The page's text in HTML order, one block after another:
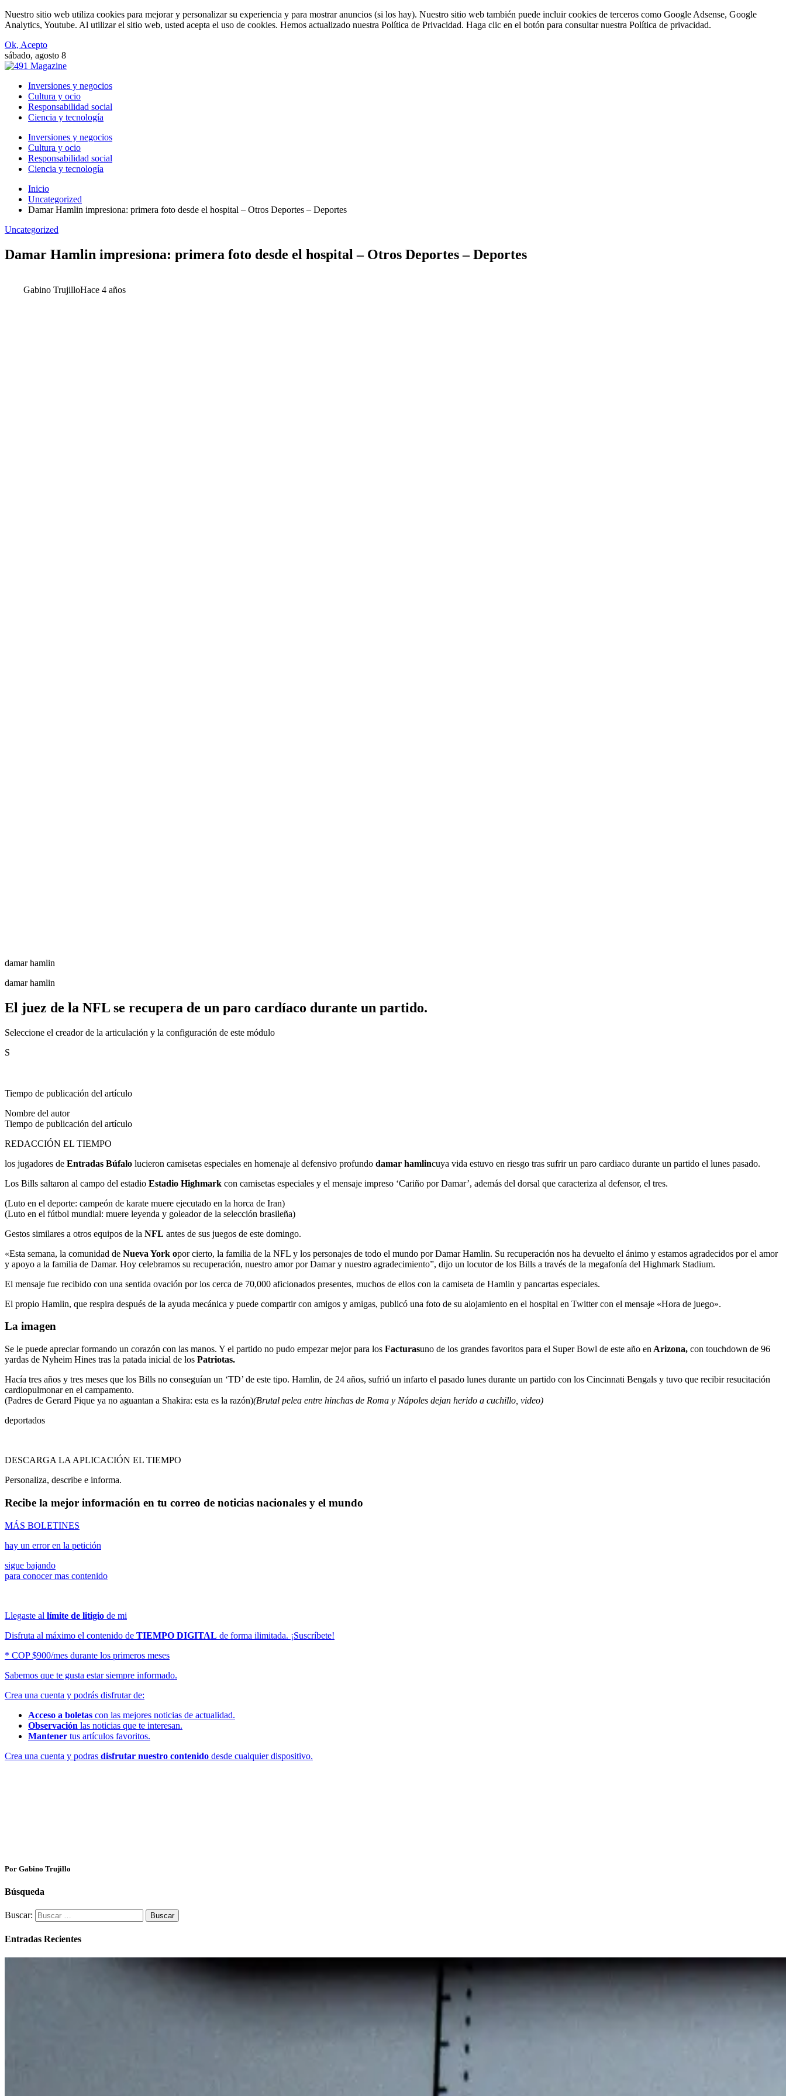
Nuestro sitio web utiliza cookies para mejorar y personalizar su experiencia y para mostrar anuncios (si los hay). Nuestro sitio web también puede incluir cookies de terceros como Google Adsense, Google
Analytics, Youtube. Al utilizar el sitio web, usted acepta el uso de cookies. Hemos actualizado nuestra Política de Privacidad. Haga clic en el botón para consultar nuestra Política de privacidad.
Ok, Acepto
sábado, agosto 8
Inversiones y negocios
Cultura y ocio
Responsabilidad social
Ciencia y tecnología
Inversiones y negocios
Cultura y ocio
Responsabilidad social
Ciencia y tecnología
Inicio
Uncategorized
Damar Hamlin impresiona: primera foto desde el hospital – Otros Deportes – Deportes
Uncategorized
Damar Hamlin impresiona: primera foto desde el hospital – Otros Deportes – Deportes
Gabino TrujilloHace 4 años
damar hamlin
damar hamlin
El juez de la NFL se recupera de un paro cardíaco durante un partido.
Seleccione el creador de la articulación y la configuración de este módulo
S
Tiempo de publicación del artículo
Nombre del autor
Tiempo de publicación del artículo
REDACCIÓN EL TIEMPO
los jugadores de Entradas Búfalo lucieron camisetas especiales en homenaje al defensivo profundo damar hamlincuya vida estuvo en riesgo tras sufrir un paro cardiaco durante un partido el lunes pasado.
Los Bills saltaron al campo del estadio Estadio Highmark con camisetas especiales y el mensaje impreso ‘Cariño por Damar’, además del dorsal que caracteriza al defensor, el tres.
(Luto en el deporte: campeón de karate muere ejecutado en la horca de Iran)
(Luto en el fútbol mundial: muere leyenda y goleador de la selección brasileña)
Gestos similares a otros equipos de la NFL antes de sus juegos de este domingo.
«Esta semana, la comunidad de Nueva York opor cierto, la familia de la NFL y los personajes de todo el mundo por Damar Hamlin. Su recuperación nos ha devuelto el ánimo y estamos agradecidos por el amor
y apoyo a la familia de Damar. Hoy celebramos su recuperación, nuestro amor por Damar y nuestro agradecimiento”, dijo un locutor de los Bills a través de la megafonía del Highmark Stadium.
El mensaje fue recibido con una sentida ovación por los cerca de 70,000 aficionados presentes, muchos de ellos con la camiseta de Hamlin y pancartas especiales.
El propio Hamlin, que respira después de la ayuda mecánica y puede compartir con amigos y amigas, publicó una foto de su alojamiento en el hospital en Twitter con el mensaje «Hora de juego».
La imagen
Se le puede apreciar formando un corazón con las manos. Y el partido no pudo empezar mejor para los Facturasuno de los grandes favoritos para el Super Bowl de este año en Arizona, con touchdown de 96
yardas de Nyheim Hines tras la patada inicial de los Patriotas.
Hacía tres años y tres meses que los Bills no conseguían un ‘TD’ de este tipo. Hamlin, de 24 años, sufrió un infarto el pasado lunes durante un partido con los Cincinnati Bengals y tuvo que recibir resucitación
cardiopulmonar en el campamento.
(Padres de Gerard Pique ya no aguantan a Shakira: esta es la razón)(Brutal pelea entre hinchas de Roma y Nápoles dejan herido a cuchillo, video)
deportados
DESCARGA LA APLICACIÓN EL TIEMPO
Personaliza, describe e informa.
Recibe la mejor información en tu correo de noticias nacionales y el mundo
MÁS BOLETINES
hay un error en la petición
sigue bajando
para conocer mas contenido
Llegaste al límite de litigio de mi
Disfruta al máximo el contenido de TIEMPO DIGITAL de forma ilimitada. ¡Suscríbete!
* COP $900/mes durante los primeros meses
Sabemos que te gusta estar siempre informado.
Crea una cuenta y podrás disfrutar de:
Acceso a boletas con las mejores noticias de actualidad.
Observación las noticias que te interesan.
Mantener tus artículos favoritos.
Crea una cuenta y podras disfrutar nuestro contenido desde cualquier dispositivo.
Por Gabino Trujillo
Búsqueda
Buscar:
Entradas Recientes